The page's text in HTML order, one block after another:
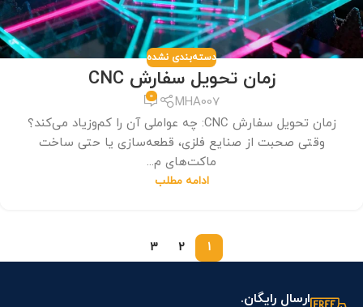
دسته‌بندی نشده
زمان تحویل سفارش CNC
MHA007
0
زمان تحویل سفارش CNC: چه عواملی آن را کم‌وزیاد می‌کند؟
وقتی صحبت از صنایع فلزی، قطعه‌سازی یا حتی ساخت
ماکت‌های م...
ادامه مطلب
1
2
3
ارسال رایگان.